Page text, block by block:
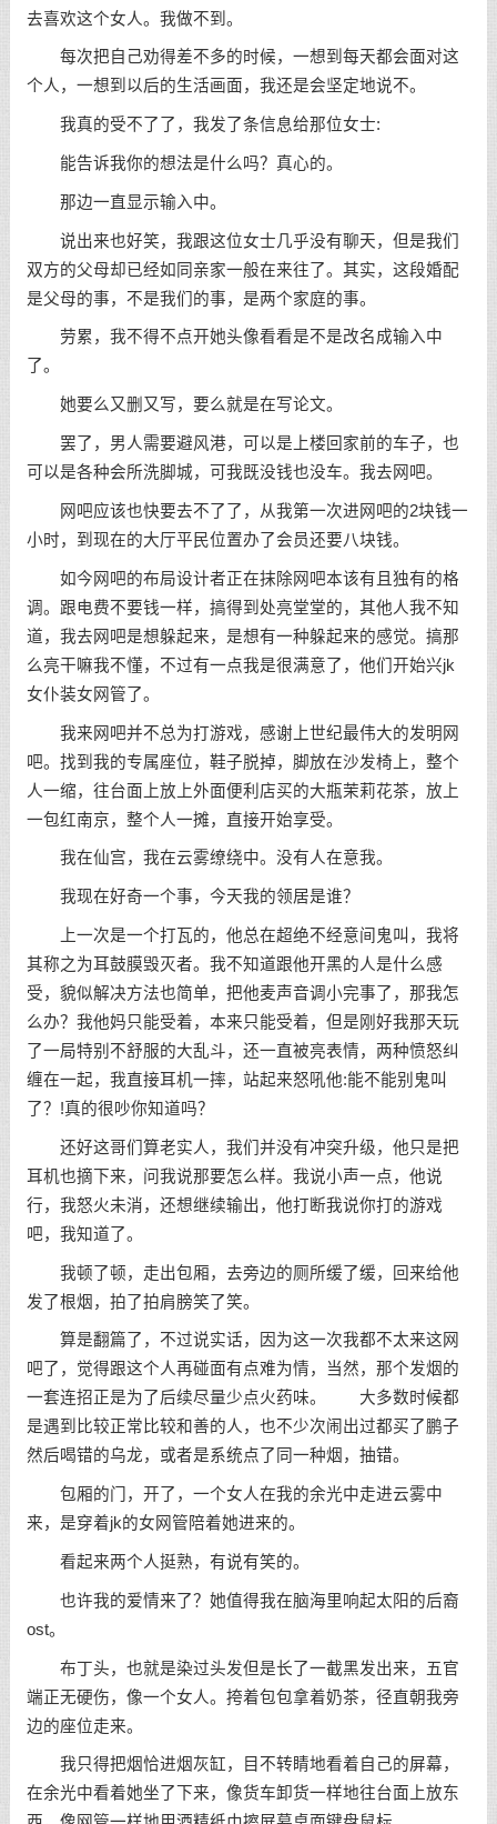
去喜欢这个女人。我做不到。
每次把自己劝得差不多的时候，一想到每天都会面对这
个人，一想到以后的生活画面，我还是会坚定地说不。
我真的受不了了，我发了条信息给那位女士:
能告诉我你的想法是什么吗？真心的。
那边一直显示输入中。
说出来也好笑，我跟这位女士几乎没有聊天，但是我们
双方的父母却已经如同亲家一般在来往了。其实，这段婚配
是父母的事，不是我们的事，是两个家庭的事。
劳累，我不得不点开她头像看看是不是改名成输入中
了。
她要么又删又写，要么就是在写论文。
罢了，男人需要避风港，可以是上楼回家前的车子，也
可以是各种会所洗脚城，可我既没钱也没车。我去网吧。
网吧应该也快要去不了了，从我第一次进网吧的2块钱一
小时，到现在的大厅平民位置办了会员还要八块钱。
如今网吧的布局设计者正在抹除网吧本该有且独有的格
调。跟电费不要钱一样，搞得到处亮堂堂的，其他人我不知
道，我去网吧是想躲起来，是想有一种躲起来的感觉。搞那
么亮干嘛我不懂，不过有一点我是很满意了，他们开始兴jk
女仆装女网管了。
我来网吧并不总为打游戏，感谢上世纪最伟大的发明网
吧。找到我的专属座位，鞋子脱掉，脚放在沙发椅上，整个
人一缩，往台面上放上外面便利店买的大瓶茉莉花茶，放上
一包红南京，整个人一摊，直接开始享受。
我在仙宫，我在云雾缭绕中。没有人在意我。
我现在好奇一个事，今天我的领居是谁？
上一次是一个打瓦的，他总在超绝不经意间鬼叫，我将
其称之为耳鼓膜毁灭者。我不知道跟他开黑的人是什么感
受，貌似解决方法也简单，把他麦声音调小完事了，那我怎
么办？我他妈只能受着，本来只能受着，但是刚好我那天玩
了一局特别不舒服的大乱斗，还一直被亮表情，两种愤怒纠
缠在一起，我直接耳机一摔，站起来怒吼他:能不能别鬼叫
了？!真的很吵你知道吗？
还好这哥们算老实人，我们并没有冲突升级，他只是把
耳机也摘下来，问我说那要怎么样。我说小声一点，他说
行，我怒火未消，还想继续输出，他打断我说你打的游戏
吧，我知道了。
我顿了顿，走出包厢，去旁边的厕所缓了缓，回来给他
发了根烟，拍了拍肩膀笑了笑。
算是翻篇了，不过说实话，因为这一次我都不太来这网
吧了，觉得跟这个人再碰面有点难为情，当然，那个发烟的
一套连招正是为了后续尽量少点火药味。 大多数时候都
是遇到比较正常比较和善的人，也不少次闹出过都买了鹏子
然后喝错的乌龙，或者是系统点了同一种烟，抽错。
包厢的门，开了，一个女人在我的余光中走进云雾中
来，是穿着jk的女网管陪着她进来的。
看起来两个人挺熟，有说有笑的。
也许我的爱情来了？她值得我在脑海里响起太阳的后裔
ost。
布丁头，也就是染过头发但是长了一截黑发出来，五官
端正无硬伤，像一个女人。挎着包包拿着奶茶，径直朝我旁
边的座位走来。
我只得把烟恰进烟灰缸，目不转睛地看着自己的屏幕，
在余光中看着她坐了下来，像货车卸货一样地往台面上放东